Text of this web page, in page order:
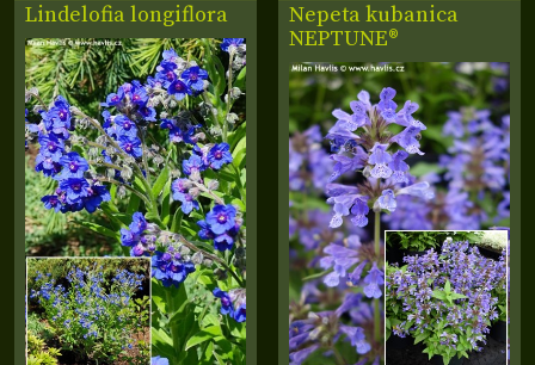
Lindelofia longiflora
Nepeta kubanica
NEPTUNE®